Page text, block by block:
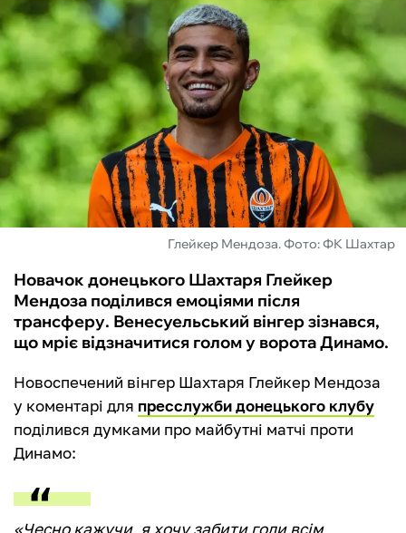
ЧС-2026
ФУТЗАЛ
ІНШІ
БУКМЕКЕРИ
Глейкер Мендоза. Фото: ФК Шахтар
Новачок донецького Шахтаря Глейкер
Мендоза поділився емоціями після
трансферу. Венесуельський вінгер зізнався,
що мріє відзначитися голом у ворота Динамо.
Новоспечений вінгер Шахтаря Глейкер Мендоза
у коментарі для пресслужби донецького клубу
поділився думками про майбутні матчі проти
Динамо: